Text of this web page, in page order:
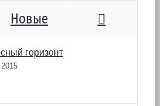
Новые
горизонт